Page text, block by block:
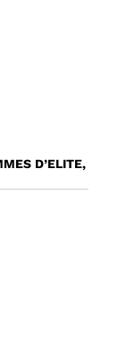
D’ELITE,